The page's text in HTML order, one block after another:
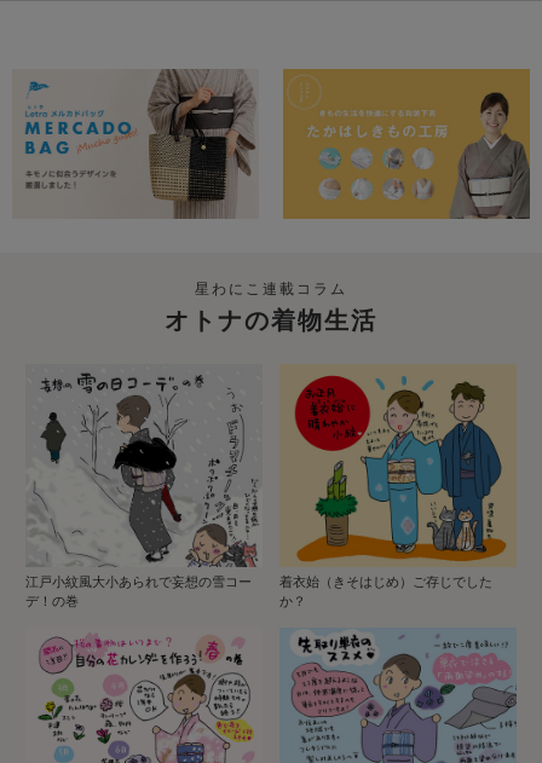
星わにこ連載コラム
オトナの着物生活
江戸小紋風大小あられで妄想の雪コー
デ！の巻
着衣始（きそはじめ）ご存じでした
か？